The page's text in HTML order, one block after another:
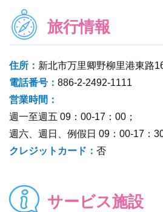
旅行情報
住所： 新北市万里卿野柳里港東路
電話番号： 886-2-2492-1111
営業時間：
週一至週五 09：00-17：00；
週六、週日、例假日 09：00-17：
クレジットカード： 否
サービス施設